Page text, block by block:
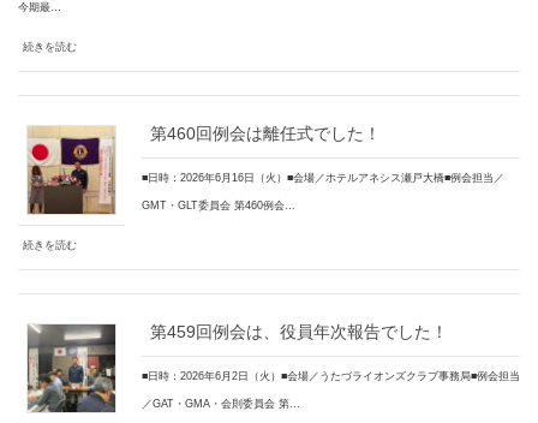
今期最…
続きを読む
第460回例会は離任式でした！
■日時：2026年6月16日（火）■会場／ホテルアネシス瀬戸大橋■例会担当／
GMT・GLT委員会 第460例会…
続きを読む
第459回例会は、役員年次報告でした！
■日時：2026年6月2日（火）■会場／うたづライオンズクラブ事務局■例会担当
／GAT・GMA・会則委員会 第…